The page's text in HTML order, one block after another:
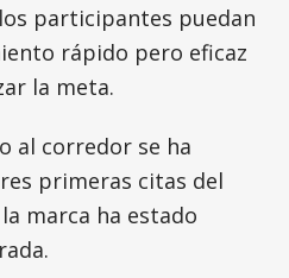
participantes puedan
rápido pero eficaz
la meta.
al corredor se ha
primeras citas del
marca ha estado